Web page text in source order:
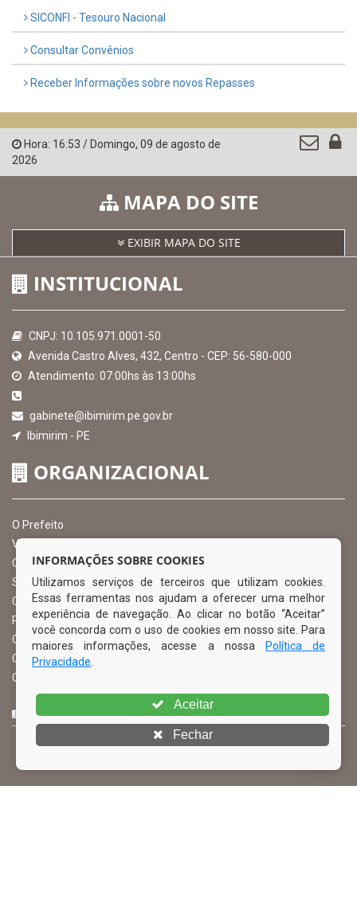
SICONFI - Tesouro Nacional
Consultar Convênios
Receber Informações sobre novos Repasses
Hora: 16:53 / Domingo, 09 de agosto de
2026
MAPA DO SITE
EXIBIR MAPA DO SITE
INSTITUCIONAL
CNPJ: 10.105.971.0001-50
Avenida Castro Alves, 432, Centro - CEP: 56-580-000
Atendimento: 07:00hs às 13:00hs
gabinete@ibimirim.pe.gov.br
Ibimirim - PE
ORGANIZACIONAL
O Prefeito
Vice Prefeito
Ouvidoria Municipal
Serviço de Informação ao Cidadão – SIC
Chefe de Gabinete
Procuradoria Geral
Órgão de Controle Interno
Organograma
Comissão Permanente de Licitação – CPL
CURTA NOSSA FAN PAGE
INFORMAÇÕES SOBRE COOKIES
Utilizamos serviços de terceiros que utilizam cookies.
Essas ferramentas nos ajudam a oferecer uma melhor
experiência de navegação. Ao clicar no botão “Aceitar”
você concorda com o uso de cookies em nosso site. Para
maiores informações, acesse a nossa
Política de
Privacidade
Aceitar
Fechar